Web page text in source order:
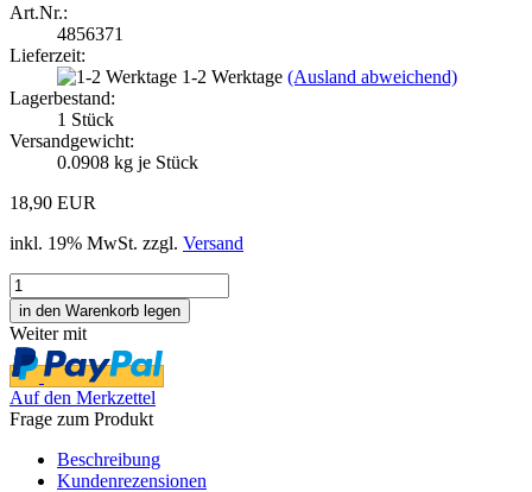
Art.Nr.:
4856371
Lieferzeit:
1-2 Werktage (Ausland abweichend)
Lagerbestand:
1 Stück
Versandgewicht:
0.0908 kg je Stück
18,90 EUR
inkl. 19% MwSt. zzgl. Versand
Weiter mit
Auf den Merkzettel
Frage zum Produkt
Beschreibung
Kundenrezensionen